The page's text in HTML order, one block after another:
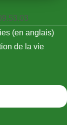
(en anglais)
de la vie